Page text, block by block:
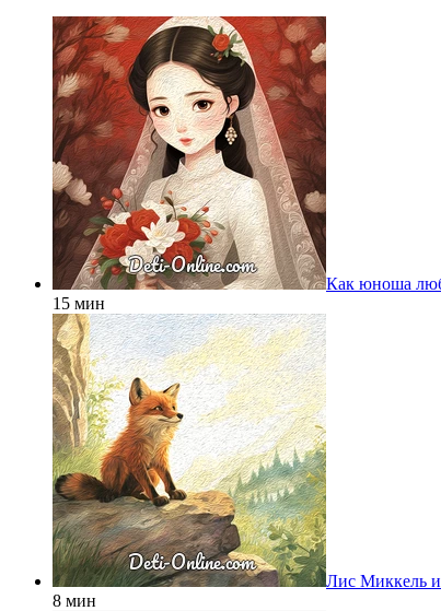
Как юноша
15 мин
Лис Миккель и
8 мин